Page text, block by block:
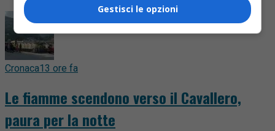
Cronaca13 ore fa
Le fiamme scendono verso il Cavallero,
paura per la notte
Gestisci le opzioni